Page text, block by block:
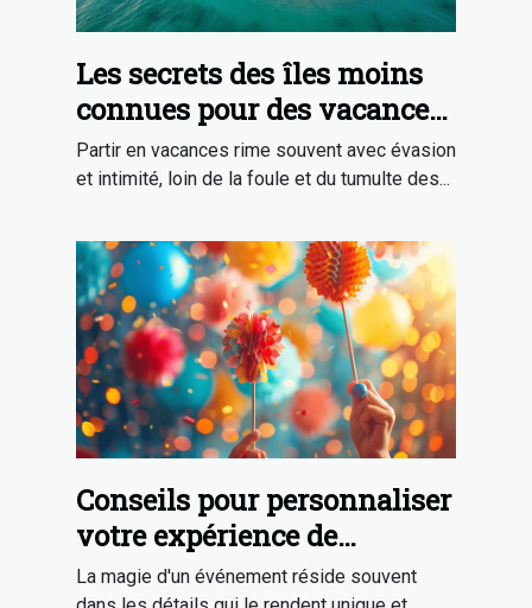
Les secrets des îles moins
connues pour des vacances
en toute intimité
Partir en vacances rime souvent avec évasion
et intimité, loin de la foule et du tumulte des...
Conseils pour personnaliser
votre expérience de
photobooth lors
La magie d'un événement réside souvent